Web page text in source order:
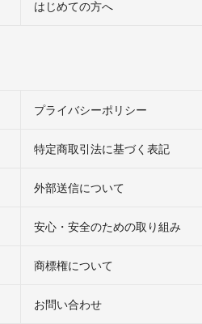
はじめての方へ
プライバシーポリシー
特定商取引法に基づく表記
外部送信について
安心・安全のための取り組み
商標権について
お問い合わせ